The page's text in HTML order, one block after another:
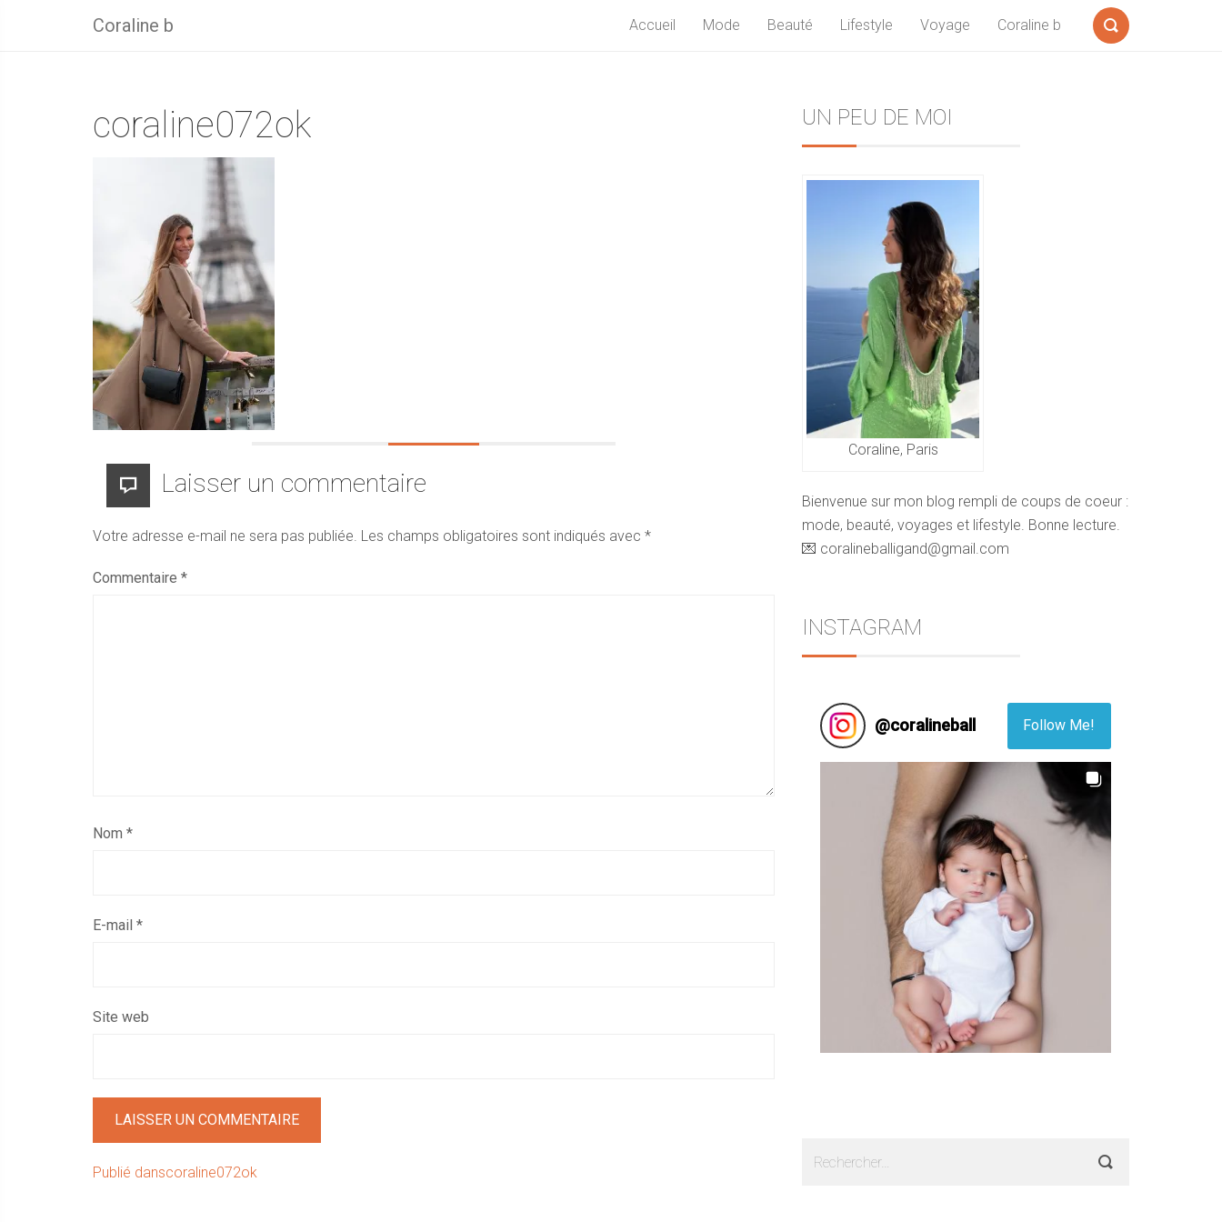
Coraline b Accueil Mode Beauté Lifestyle Voyage Coraline b
coraline072ok
Laisser un commentaire
Votre adresse e-mail ne sera pas publiée. Les champs obligatoires sont indiqués avec *
Commentaire *
Nom *
E-mail *
Site web
Navigation
Publié danscoraline072ok
Sidebar
UN PEU DE MOI
Coraline, Paris
Bienvenue sur mon blog rempli de coups de coeur :
mode, beauté, voyages et lifestyle. Bonne lecture.
💌 coralineballigand@gmail.com
INSTAGRAM
@coralineball Follow Me!